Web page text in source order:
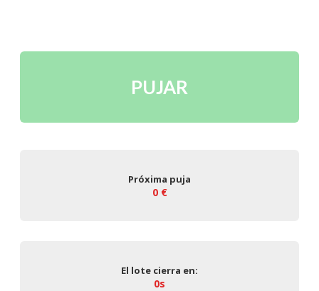
PUJAR
Próxima puja
0 €
El lote cierra en:
0s